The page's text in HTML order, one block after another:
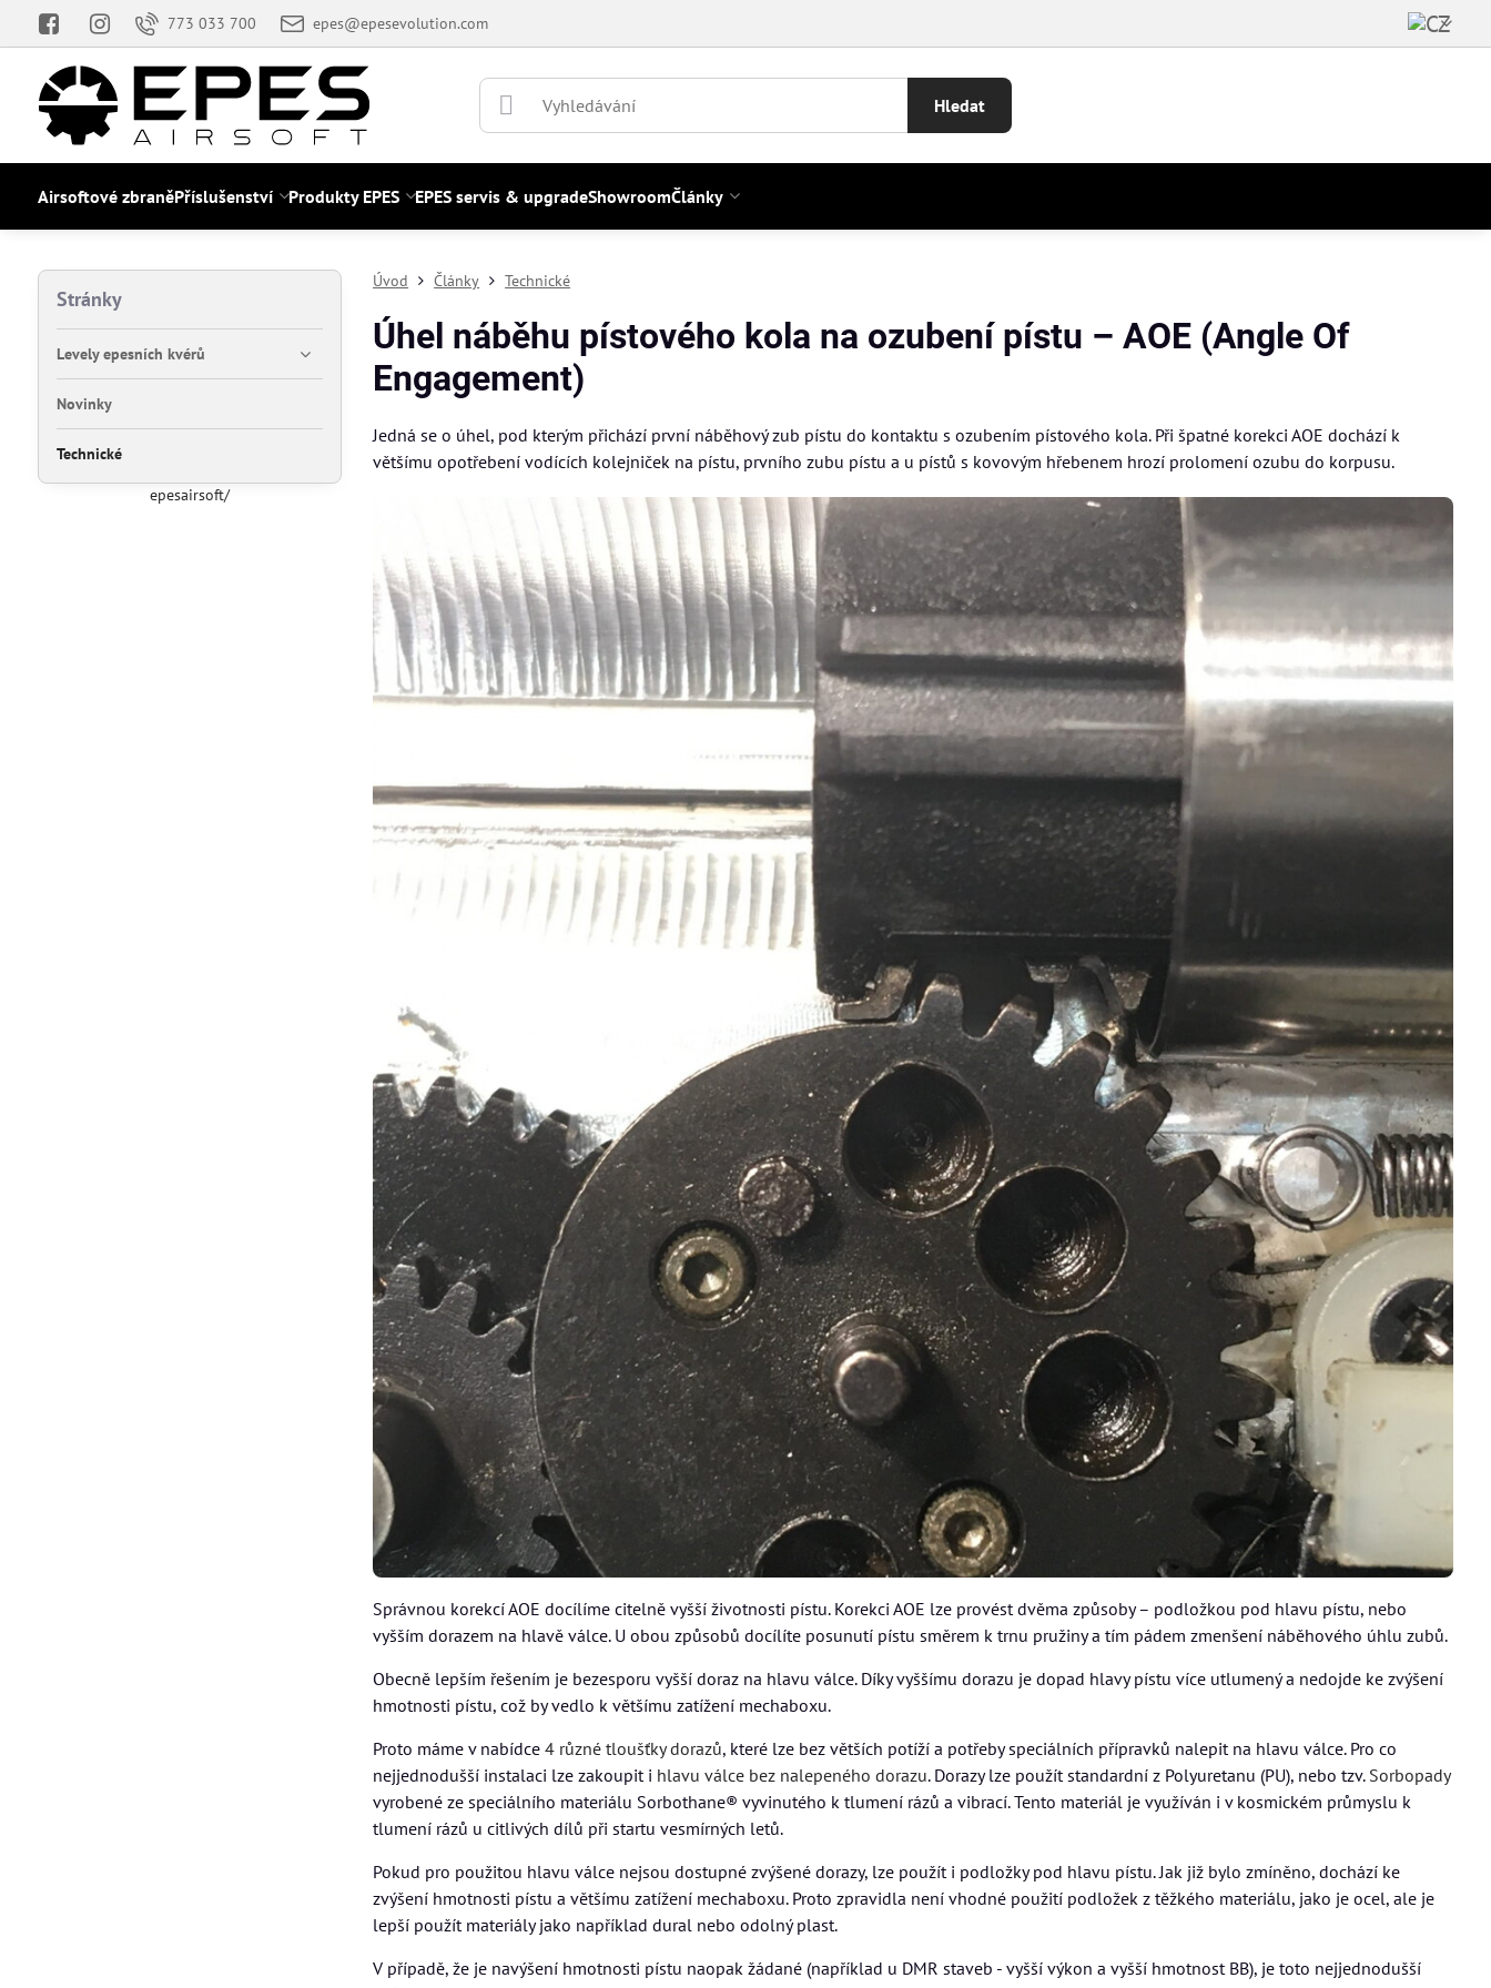
773 033 700 epes@epesevolution.com
Hledat
Airsoftové zbraněPříslušenství Produkty EPES EPES servis & upgradeShowroomČlánky
Úvod Články Technické
Úhel náběhu pístového kola na ozubení pístu – AOE (Angle Of
Engagement)
Jedná se o úhel, pod kterým přichází první náběhový zub pístu do kontaktu s ozubením pístového kola. Při špatné korekci AOE dochází k
většímu opotřebení vodících kolejniček na pístu, prvního zubu pístu a u pístů s kovovým hřebenem hrozí prolomení ozubu do korpusu.
Správnou korekcí AOE docílíme citelně vyšší životnosti pístu. Korekci AOE lze provést dvěma způsoby – podložkou pod hlavu pístu, nebo
vyšším dorazem na hlavě válce. U obou způsobů docílíte posunutí pístu směrem k trnu pružiny a tím pádem zmenšení náběhového úhlu zubů.
Obecně lepším řešením je bezesporu vyšší doraz na hlavu válce. Díky vyššímu dorazu je dopad hlavy pístu více utlumený a nedojde ke zvýšení
hmotnosti pístu, což by vedlo k většímu zatížení mechaboxu.
Proto máme v nabídce4 různé tloušťky dorazů, které lze bez větších potíží a potřeby speciálních přípravků nalepit na hlavu válce. Pro co
nejjednodušší instalaci lze zakoupit i hlavu válce bez nalepeného dorazu. Dorazy lze použít standardní z Polyuretanu (PU), nebo tzv. Sorbopady
vyrobené ze speciálního materiálu Sorbothane® vyvinutého k tlumení rázů a vibrací. Tento materiál je využíván i v kosmickém průmyslu k
tlumení rázů u citlivých dílů při startu vesmírných letů.
Pokud pro použitou hlavu válce nejsou dostupné zvýšené dorazy, lze použít i podložky pod hlavu pístu. Jak již bylo zmíněno, dochází ke
zvýšení hmotnosti pístu a většímu zatížení mechaboxu. Proto zpravidla není vhodné použití podložek z těžkého materiálu, jako je ocel, ale je
lepší použít materiály jako například dural nebo odolný plast.
V případě, že je navýšení hmotnosti pístu naopak žádané (například u DMR staveb - vyšší výkon a vyšší hmotnost BB), je toto nejjednodušší
Stránky
Levely epesních kvérů
Novinky
Technické
epesairsoft/